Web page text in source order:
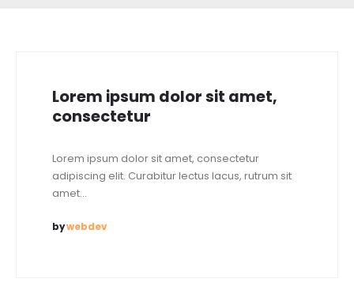
Lorem ipsum dolor sit amet,
consectetur
Lorem ipsum dolor sit amet, consectetur
adipiscing elit. Curabitur lectus lacus, rutrum sit
amet...
bywebdev